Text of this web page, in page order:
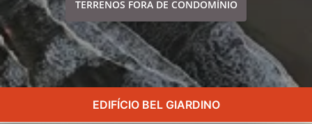
TERRENOS FORA DE CONDOMÍNIO
EDIFÍCIO BEL GIARDINO